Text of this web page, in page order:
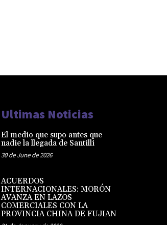
Ultimas Noticias
El medio que supo antes que
nadie la llegada de Santilli
30 de June de 2026
ACUERDOS
INTERNACIONALES: MORÓN
AVANZA EN LAZOS
COMERCIALES CON LA
PROVINCIA CHINA DE FUJIAN